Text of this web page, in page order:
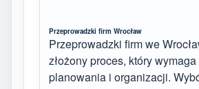
Przeprowadzki firm Wrocław
Przeprowadzki firm we
złożony proces, który
planowania i organizacji.